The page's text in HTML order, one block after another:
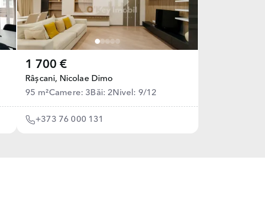
1 700 €
Râșcani, Nicolae Dimo
95 m²Camere: 3 Băi: 2 Nivel: 9/12
+373 76 000 131